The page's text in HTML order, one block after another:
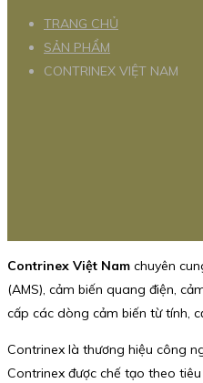
TRANG CHỦ
SẢN PHẨM
CONTRINEX VIỆT NAM
Contrinex Việt Nam chuyên
(AMS), cảm biến quang điện,
cấp các dòng cảm biến từ tính,
Contrinex là thương hiệu công
Contrinex được chế tạo theo